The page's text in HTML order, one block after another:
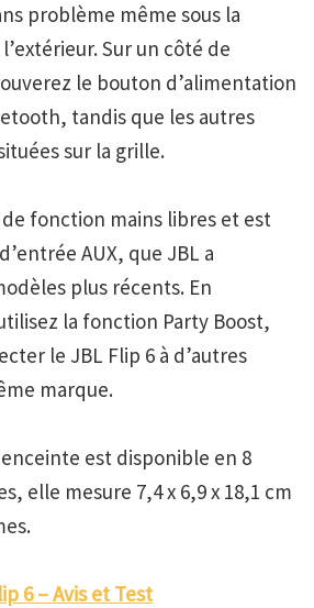
problème même sous la
Sur un côté de
le bouton d’alimentation
tandis que les autres
sur la grille.
de fonction mains libres et est
AUX, que JBL a
plus récents. En
la fonction Party Boost,
le JBL Flip 6 à d’autres
marque.
est disponible en 8
elle mesure 7,4 x 6,9 x 18,1 cm
6 – Avis et Test